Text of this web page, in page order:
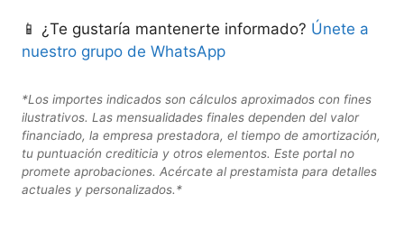
📱 ¿Te gustaría mantenerte informado? Únete a
nuestro grupo de WhatsApp
*Los importes indicados son cálculos aproximados con fines
ilustrativos. Las mensualidades finales dependen del valor
financiado, la empresa prestadora, el tiempo de amortización,
tu puntuación crediticia y otros elementos. Este portal no
promete aprobaciones. Acércate al prestamista para detalles
actuales y personalizados.*